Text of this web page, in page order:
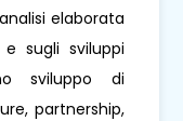
elaborata
sugli sviluppi
sviluppo di
partnership,